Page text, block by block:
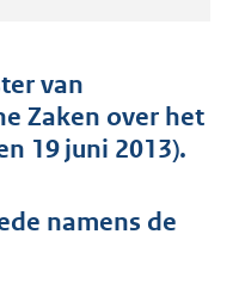
van
Zaken over het
19 juni 2013).
namens de